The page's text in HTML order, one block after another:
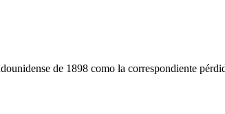
de 1898 como la correspondiente